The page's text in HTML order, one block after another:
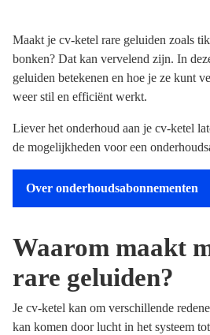
Maakt je cv-ketel rare geluiden zoals
bonken? Dat kan vervelend zijn. In
geluiden betekenen en hoe je ze kunt
weer stil en efficiënt werkt.
Liever het onderhoud aan je cv-ketel
de mogelijkheden voor een
Over onderhoudsabonnementen
Waarom maakt
rare geluiden?
Je cv-ketel kan om verschillende
kan komen door lucht in het systeem